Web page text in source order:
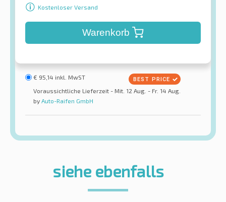
Kostenloser Versand
Warenkorb
€ 95,14 inkl. MwST
Voraussichtliche Lieferzeit - Mit. 12 Aug. - Fr. 14 Aug.
by Auto-Raifen GmbH
siehe ebenfalls